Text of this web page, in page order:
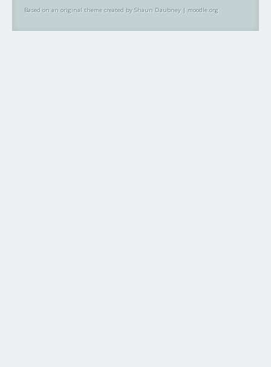
Based on an original theme created by Shaun Daubney| moodle.org